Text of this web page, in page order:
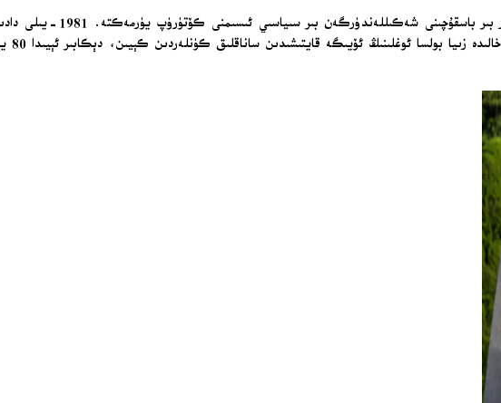
ئوغلىنىڭ ئۆيىگە قايتىشىدىن ساناقلىق كۈنلەردىن كېيىن، دېكابىر ئېيىدا 80 يېشىدا ۋاپات بولدى.